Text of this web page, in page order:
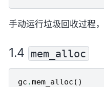
手动运行垃圾回收过程
mem_alloc
gc .mem_alloc ()